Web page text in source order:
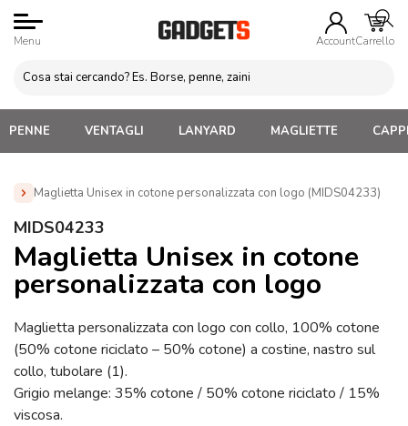
Menu AccountCarrello
PENNE VENTAGLI LANYARD MAGLIETTE
Maglietta Unisex in cotone personalizzata con logo (MIDS04233)
Home » Abbigliamento Personalizzato
cotone personalizzata con logo (MIDS04233)
MIDS04233
Maglietta Unisex in cotone
personalizzata con logo
Maglietta personalizzata con logo con collo, 100% cotone
(50% cotone riciclato – 50% cotone) a costine, nastro sul
collo, tubolare (1).
Grigio melange: 35% cotone / 50% cotone riciclato / 15%
viscosa.